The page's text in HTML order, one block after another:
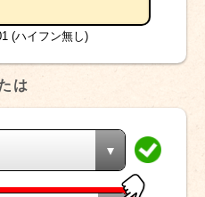
(ハイフン無し)
は